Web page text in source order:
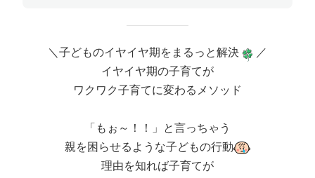
＼子どものイヤイヤ期をまるっと解決
／
イヤイヤ期の子育てが
ワクワク子育てに変わるメソッド
「もぉ～！！」と言っちゃう
親を困らせるような子どもの行動
理由を知れば子育てが